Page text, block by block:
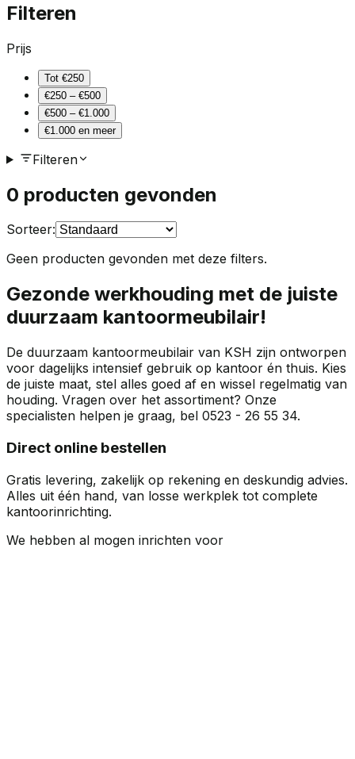
Filteren
Prijs
Tot €250
€250 – €500
€500 – €1.000
€1.000 en meer
Filteren
0 producten gevonden
Sorteer:
Geen producten gevonden met deze filters.
Gezonde werkhouding met de juiste
duurzaam kantoormeubilair!
De duurzaam kantoormeubilair van KSH zijn ontworpen
voor dagelijks intensief gebruik op kantoor én thuis. Kies
de juiste maat, stel alles goed af en wissel regelmatig van
houding. Vragen over het assortiment? Onze
specialisten helpen je graag, bel 0523 - 26 55 34.
Direct online bestellen
Gratis levering, zakelijk op rekening en deskundig advies.
Alles uit één hand, van losse werkplek tot complete
kantoorinrichting.
We hebben al mogen inrichten voor